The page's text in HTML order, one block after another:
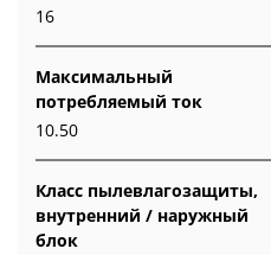
16
Максимальный
потребляемый ток
10.50
Класс пылевлагозащиты,
внутренний / наружный
блок